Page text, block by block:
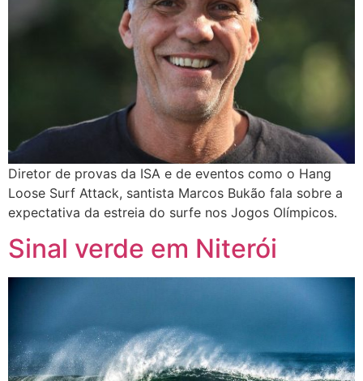
Diretor de provas da ISA e de eventos como o Hang
Loose Surf Attack, santista Marcos Bukão fala sobre a
expectativa da estreia do surfe nos Jogos Olímpicos.
Sinal verde em Niterói